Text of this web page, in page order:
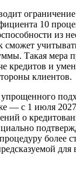
10
из
сможет
Такая мера
кредитов и
клиентов.
— с 1 июля
о
более
для